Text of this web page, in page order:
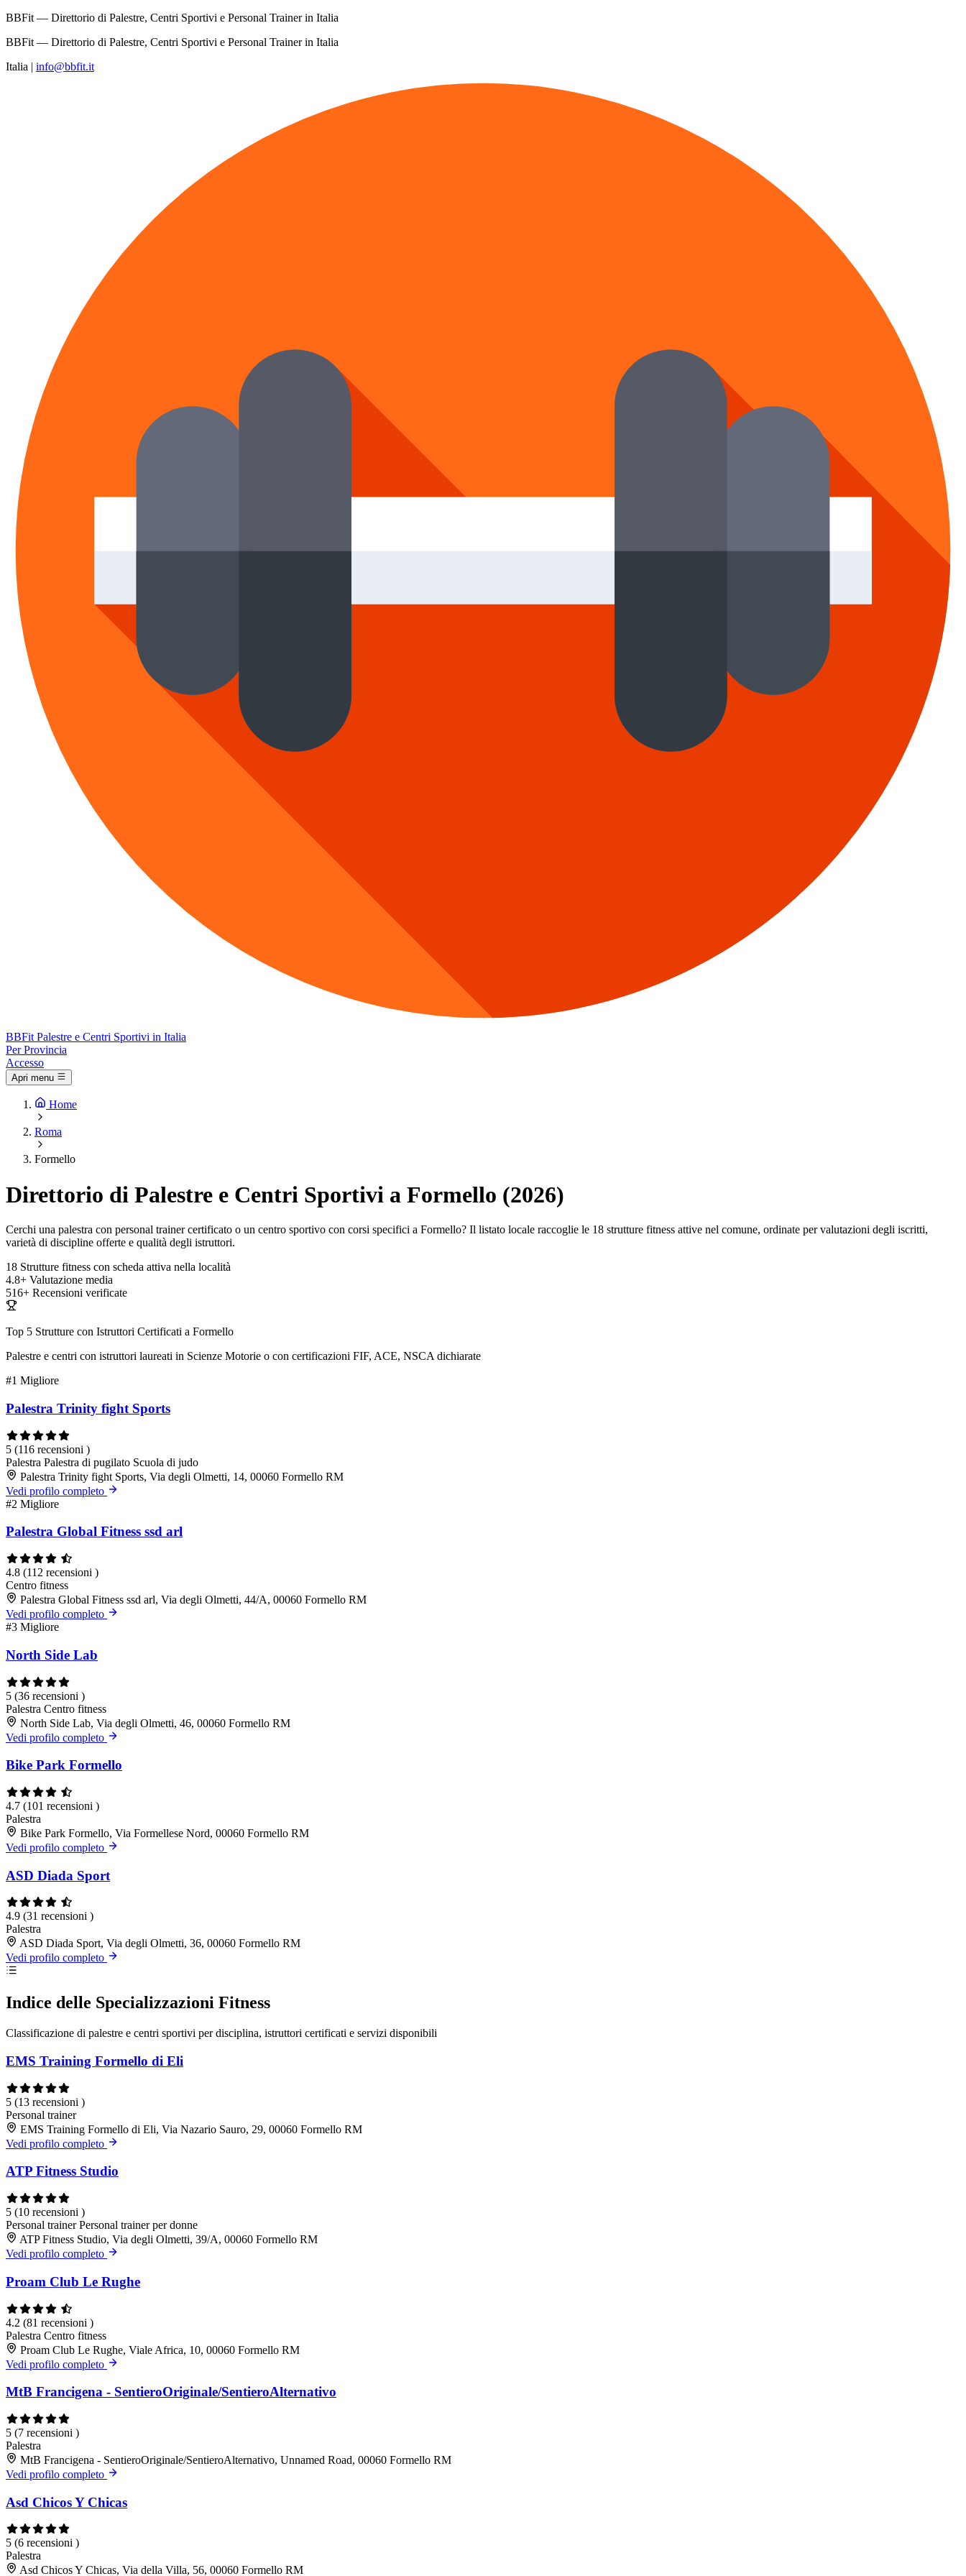
BBFit — Direttorio di Palestre, Centri Sportivi e Personal Trainer in Italia
BBFit — Direttorio di Palestre, Centri Sportivi e Personal Trainer in Italia
Italia | info@bbfit.it
BBFit Palestre e Centri Sportivi in Italia
Per Provincia
Accesso
Apri menu
Home
Roma
Formello
Direttorio di Palestre e Centri Sportivi a Formello (2026)
Cerchi una palestra con personal trainer certificato o un centro sportivo con corsi specifici a Formello? Il listato locale raccoglie le 18 strutture fitness attive nel comune, ordinate per valutazioni degli iscritti,
varietà di discipline offerte e qualità degli istruttori.
18 Strutture fitness con scheda attiva nella località
4.8+ Valutazione media
516+ Recensioni verificate
Top 5 Strutture con Istruttori Certificati a Formello
Palestre e centri con istruttori laureati in Scienze Motorie o con certificazioni FIF, ACE, NSCA dichiarate
#1 Migliore
Palestra Trinity fight Sports
5 (116 recensioni )
Palestra Palestra di pugilato Scuola di judo
Palestra Trinity fight Sports, Via degli Olmetti, 14, 00060 Formello RM
Vedi profilo completo
#2 Migliore
Palestra Global Fitness ssd arl
4.8 (112 recensioni )
Centro fitness
Palestra Global Fitness ssd arl, Via degli Olmetti, 44/A, 00060 Formello RM
Vedi profilo completo
#3 Migliore
North Side Lab
5 (36 recensioni )
Palestra Centro fitness
North Side Lab, Via degli Olmetti, 46, 00060 Formello RM
Vedi profilo completo
Bike Park Formello
4.7 (101 recensioni )
Palestra
Bike Park Formello, Via Formellese Nord, 00060 Formello RM
Vedi profilo completo
ASD Diada Sport
4.9 (31 recensioni )
Palestra
ASD Diada Sport, Via degli Olmetti, 36, 00060 Formello RM
Vedi profilo completo
Indice delle Specializzazioni Fitness
Classificazione di palestre e centri sportivi per disciplina, istruttori certificati e servizi disponibili
EMS Training Formello di Eli
5 (13 recensioni )
Personal trainer
EMS Training Formello di Eli, Via Nazario Sauro, 29, 00060 Formello RM
Vedi profilo completo
ATP Fitness Studio
5 (10 recensioni )
Personal trainerPersonal trainer per donne
ATP Fitness Studio, Via degli Olmetti, 39/A, 00060 Formello RM
Vedi profilo completo
Proam Club Le Rughe
4.2 (81 recensioni )
Palestra Centro fitness
Proam Club Le Rughe, Viale Africa, 10, 00060 Formello RM
Vedi profilo completo
MtB Francigena - SentieroOriginale/SentieroAlternativo
5 (7 recensioni )
Palestra
MtB Francigena - SentieroOriginale/SentieroAlternativo, Unnamed Road, 00060 Formello RM
Vedi profilo completo
Asd Chicos Y Chicas
5 (6 recensioni )
Palestra
Asd Chicos Y Chicas, Via della Villa, 56, 00060 Formello RM